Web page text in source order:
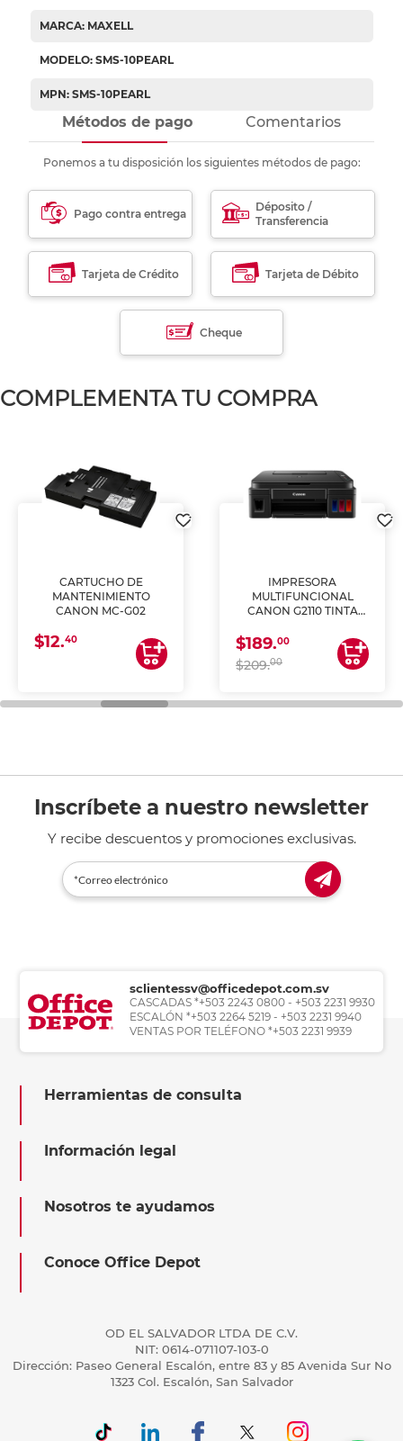
MARCA: MAXELL
MODELO: SMS-10PEARL
MPN: SMS-10PEARL
Métodos de pago Comentarios
Ponemos a tu disposición los siguientes métodos de pago:
Pago contra entrega
Déposito /
Transferencia
Tarjeta de Crédito Tarjeta de Débito
Cheque
COMPLEMENTA TU COMPRA
CARTUCHO DE
MANTENIMIENTO
CANON MC-G02
$12.40
IMPRESORA
MULTIFUNCIONAL
CANON G2110 TINTA
$189.00
$209.00
Inscríbete a nuestro newsletter
Y recibe descuentos y promociones exclusivas.
sclientessv@officedepot.com.sv
CASCADAS *+503 2243 0800 - +503 2231 9930
ESCALÓN *+503 2264 5219 - +503 2231 9940
VENTAS POR TELÉFONO *+503 2231 9939
Herramientas de consulta
Información legal
Nosotros te ayudamos
Conoce Office Depot
OD EL SALVADOR LTDA DE C.V.
NIT: 0614-071107-103-0
Dirección: Paseo General Escalón, entre 83 y 85 Avenida Sur No
1323 Col. Escalón, San Salvador